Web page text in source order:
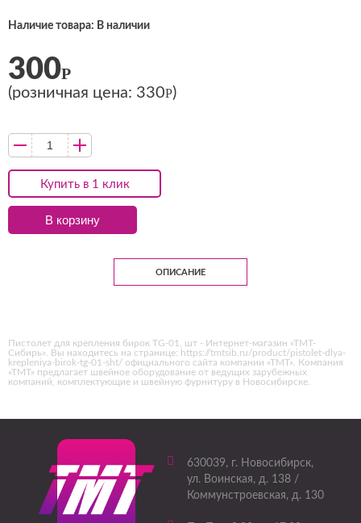
Наличие товара: В наличии
Купить в 1 клик
300Р
(розничная цена: 330Р)
В корзину
ОПИСАНИЕ
Пистолет для крепления бирок TG-01, шт - Интернет-магазин «ТМТ-
Сибирь». Вы находитесь на странице: https://tmtsib.ru/product/pistolet-dlya-
krepleniya-birok-tg-01-sht/ официального сайта компании «ТМТ». Компания
«ТМТ» предлагает швейное оборудование от ведущих зарубежных
компаний, комплектующие и швейную фурнитуру в Новосибирске.
630039, г. Новосибирск,
ул. Воинская, д. 138 /
Коммунстроевская, д. 130